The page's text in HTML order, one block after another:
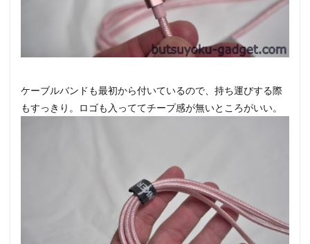
ケーブルバンドも最初から付いているので、持ち運びする際
もすっきり。ロゴも入っててチープ感が無いところがいい。